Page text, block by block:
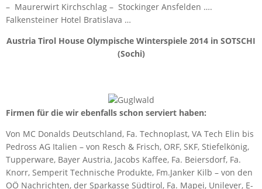
– Maurerwirt Kirchschlag – Stockinger Ansfelden ….
Falkensteiner Hotel Bratislava …
Austria Tirol House Olympische Winterspiele 2014 in SOTSCHI
(Sochi)
Firmen für die wir ebenfalls schon serviert haben:
Von MC Donalds Deutschland, Fa. Technoplast, VA Tech Elin bis
Pedross AG Italien – von Resch & Frisch, ORF, SKF, Stiefelkönig,
Tupperware, Bayer Austria, Jacobs Kaffee, Fa. Beiersdorf, Fa.
Knorr, Semperit Technische Produkte, Fm.Janker Kilb – von den
OÖ Nachrichten, der Sparkasse Südtirol, Fa. Mapei, Unilever, E-